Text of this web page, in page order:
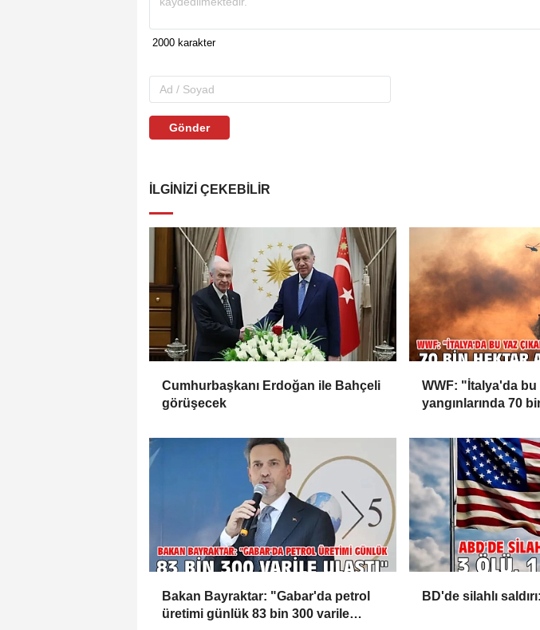
Gönder
İLGINIZI ÇEKEBILIR
Cumhurbaşkanı Erdoğan ile Bahçeli
görüşecek
WWF: "İtalya'da bu
yangınlarında 70
Bakan Bayraktar: "Gabar'da petrol
üretimi günlük 83 bin 300 varile
BD'de silahlı